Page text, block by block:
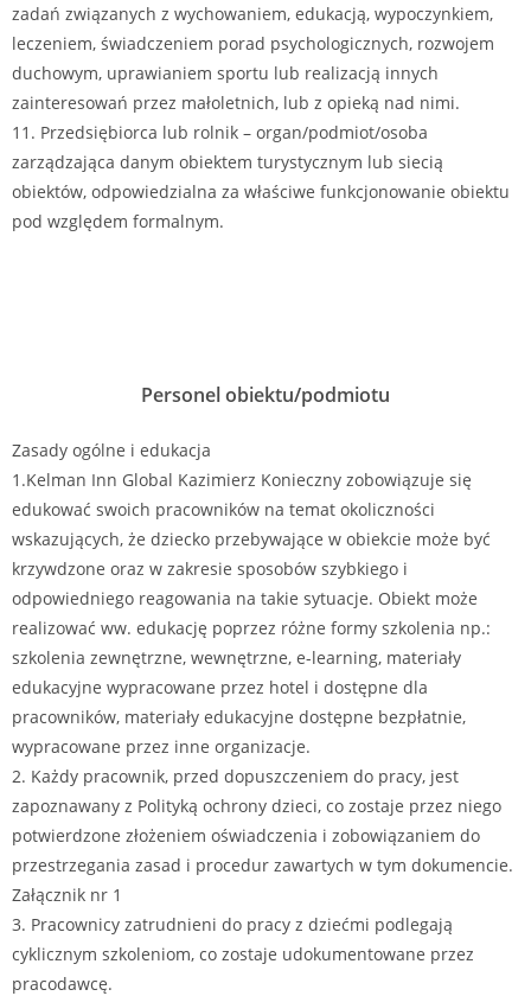
zadań związanych z wychowaniem, edukacją, wypoczynkiem,
leczeniem, świadczeniem porad psychologicznych, rozwojem
duchowym, uprawianiem sportu lub realizacją innych
zainteresowań przez małoletnich, lub z opieką nad nimi.
11. Przedsiębiorca lub rolnik – organ/podmiot/osoba
zarządzająca danym obiektem turystycznym lub siecią
obiektów, odpowiedzialna za właściwe funkcjonowanie obiektu
pod względem formalnym.
Personel obiektu/podmiotu
Zasady ogólne i edukacja
1.Kelman Inn Global Kazimierz Konieczny zobowiązuje się
edukować swoich pracowników na temat okoliczności
wskazujących, że dziecko przebywające w obiekcie może być
krzywdzone oraz w zakresie sposobów szybkiego i
odpowiedniego reagowania na takie sytuacje. Obiekt może
realizować ww. edukację poprzez różne formy szkolenia np.:
szkolenia zewnętrzne, wewnętrzne, e-learning, materiały
edukacyjne wypracowane przez hotel i dostępne dla
pracowników, materiały edukacyjne dostępne bezpłatnie,
wypracowane przez inne organizacje.
2. Każdy pracownik, przed dopuszczeniem do pracy, jest
zapoznawany z Polityką ochrony dzieci, co zostaje przez niego
potwierdzone złożeniem oświadczenia i zobowiązaniem do
przestrzegania zasad i procedur zawartych w tym dokumencie.
Załącznik nr 1
3. Pracownicy zatrudnieni do pracy z dziećmi podlegają
cyklicznym szkoleniom, co zostaje udokumentowane przez
pracodawcę.